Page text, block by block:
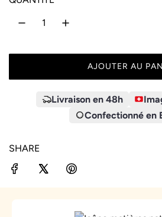
AJOUTER AU
C
A
R
.
Livraison en 48h
Confectionné en
SHARE